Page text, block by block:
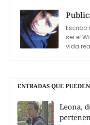
Escribo
ser el
vida
ENTRADAS QUE
Leona,